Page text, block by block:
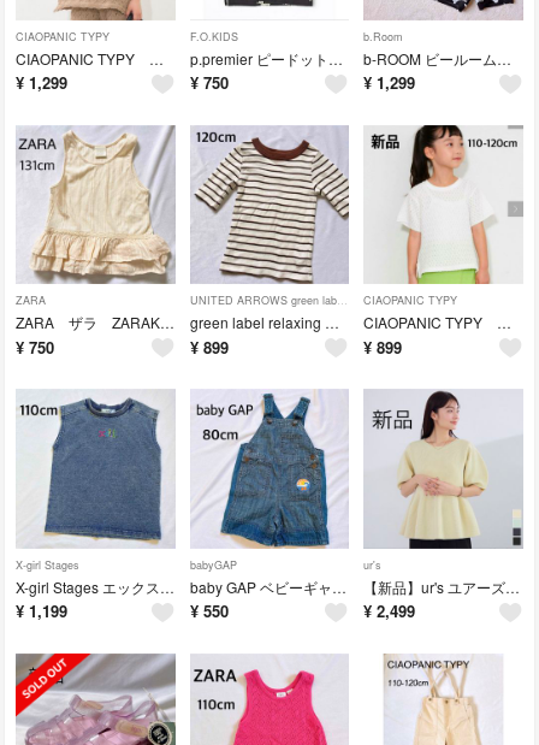
CIAOPANIC TYPY
CIAOPANIC TYPY チャオパニックティピー キッズ キャミソール
¥ 1,299
F.O.KIDS
p.premier ピードットプルミエ 半袖シャツ リンク 80cm
¥ 750
b.Room
b-ROOM ビールーム 甚平 90cm ドット柄 モノトーン
¥ 1,299
ZARA
ZARA ザラ ZARAKIDS ザラキッズ フリルタンクトップ 131cm
¥ 750
UNITED ARROWS green label relaxing
green label relaxing Robert P. Miller 別注
¥ 899
CIAOPANIC TYPY
CIAOPANIC TYPY チャオパニックティピー キッズ 半袖Tシャツ
¥ 899
X-girl Stages
X-girl Stages エックスガール タンクトップ 110cm
¥ 1,199
babyGAP
baby GAP ベビーギャップ オーバーオール ショート 80cm 半ズボン
¥ 550
ur's
【新品】ur's ユアーズ フレアデザインニットトップス Mサイズ ペプラム
¥ 2,499